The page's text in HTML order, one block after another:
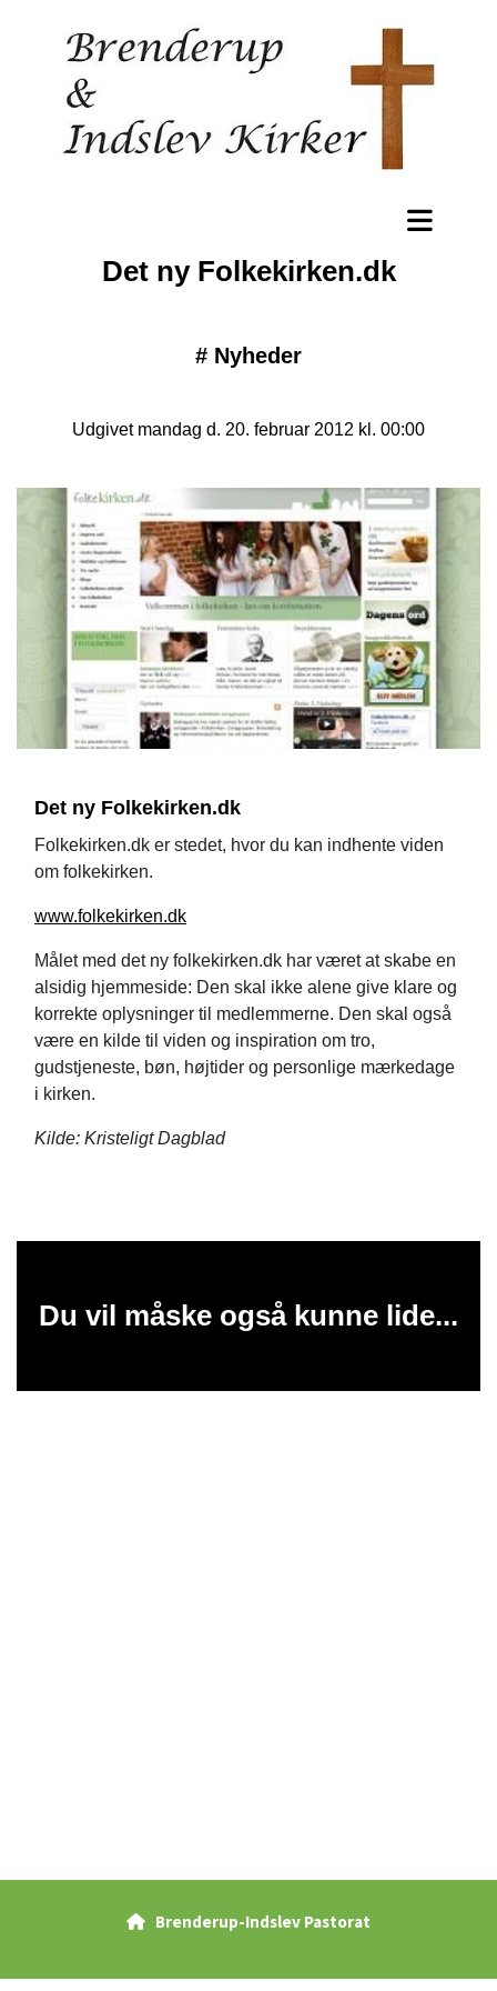
Det ny Folkekirken.dk
# Nyheder
Udgivet mandag d. 20. februar 2012 kl. 00:00
Det ny Folkekirken.dk
Folkekirken.dk er stedet, hvor du kan indhente viden
om folkekirken.
www.folkekirken.dk
Målet med det ny folkekirken.dk har været at skabe en
alsidig hjemmeside: Den skal ikke alene give klare og
korrekte oplysninger til medlemmerne. Den skal også
være en kilde til viden og inspiration om tro,
gudstjeneste, bøn, højtider og personlige mærkedage
i kirken.
Kilde: Kristeligt Dagblad
Du vil måske også kunne lide...
 Brenderup-Indslev Pastorat